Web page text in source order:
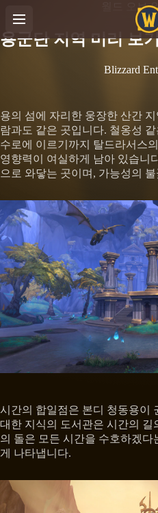
월드 오브
용군단 지역 미리 보
Blizzard
용의 섬에 자리한 웅장한 산간
람과도 같은 곳입니다. 철옹성
수로에 이르기까지 탈드라서스
영향력이 여실하게 남아 있습니
으로 와닿는 곳이며, 가능성의
시간의 합일점은 본디 청동용이
대한 지식의 도서관은 시간의
의 돌은 모든 시간을 수호하겠
게 나타냅니다.